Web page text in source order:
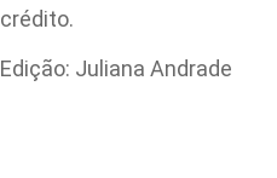
crédito.
Edição: Juliana Andrade